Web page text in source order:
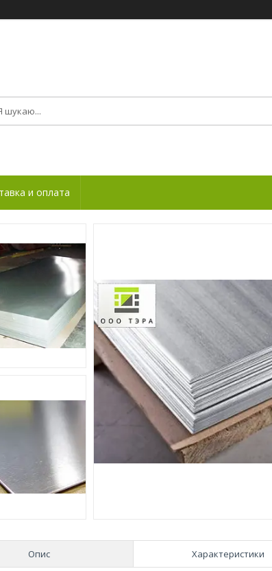
и оплата
Опис Характеристики